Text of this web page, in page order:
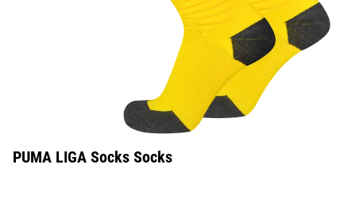
PUMA LIGA Socks Socks